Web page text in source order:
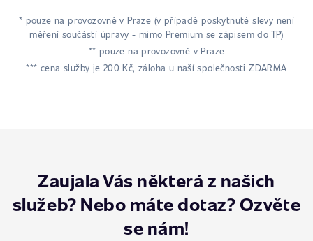
* pouze na provozovně v Praze (v případě poskytnuté slevy není
měření součástí úpravy - mimo Premium se zápisem do TP)
** pouze na provozovně v Praze
*** cena služby je 200 Kč, záloha u naší společnosti ZDARMA
Zaujala Vás některá z našich
služeb? Nebo máte dotaz? Ozvěte
se nám!